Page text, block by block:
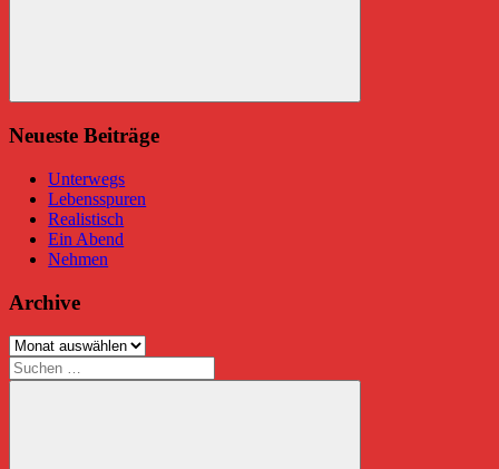
Suchen
Neueste Beiträge
Unterwegs
Lebensspuren
Realistisch
Ein Abend
Nehmen
Archive
Archive
Suchen
nach: